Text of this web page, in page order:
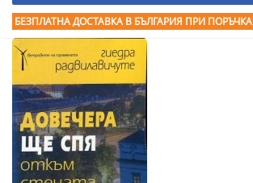
БЕЗПЛАТНА ДОСТАВКА В БЪЛГАРИЯ ПРИ ПОРЪЧКА